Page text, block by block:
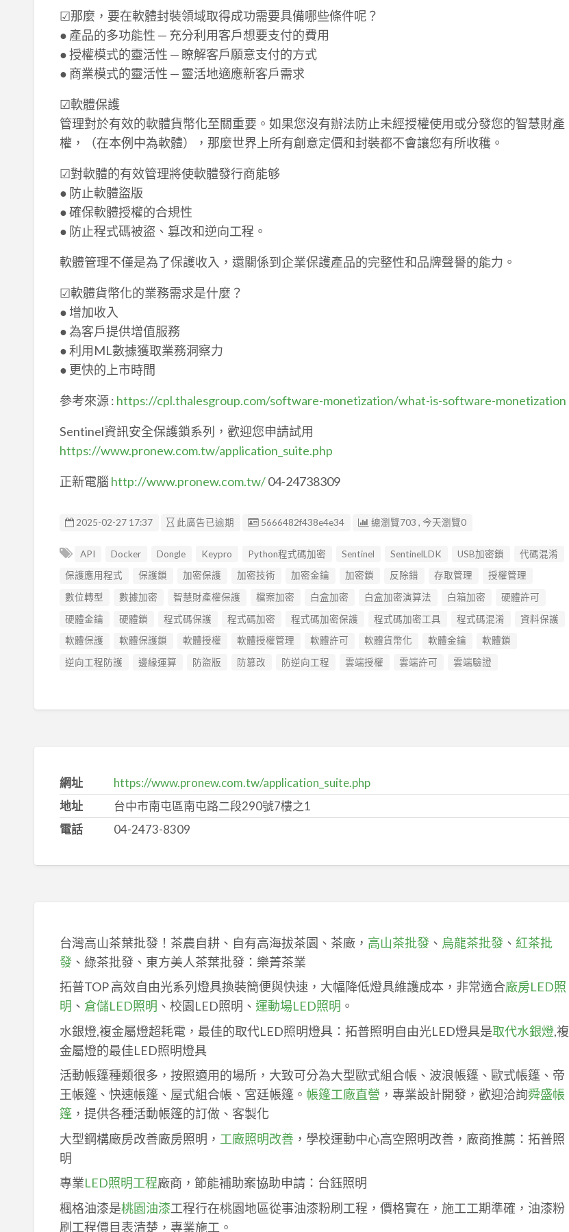
☑那麼，要在軟體封裝領域取得成功需要具備哪些條件呢？
● 產品的多功能性 — 充分利用客戶想要支付的費用
● 授權模式的靈活性 — 瞭解客戶願意支付的方式
● 商業模式的靈活性 — 靈活地適應新客戶需求
☑軟體保護
管理對於有效的軟體貨幣化至關重要。如果您沒有辦法防止未經授權使用或分發您的智慧財產
權，（在本例中為軟體），那麼世界上所有創意定價和封裝都不會讓您有所收穫。
☑對軟體的有效管理將使軟體發行商能够
● 防止軟體盜版
● 確保軟體授權的合規性
● 防止程式碼被盜、篡改和逆向工程。
軟體管理不僅是為了保護收入，還關係到企業保護產品的完整性和品牌聲譽的能力。
☑軟體貨幣化的業務需求是什麼？
● 增加收入
● 為客戶提供增值服務
● 利用ML數據獲取業務洞察力
● 更快的上市時間
參考來源 : https://cpl.thalesgroup.com/software-monetization/what-is-software-monetization
Sentinel資訊安全保護鎖系列，歡迎您申請試用
https://www.pronew.com.tw/application_suite.php
正新電腦 http://www.pronew.com.tw/04-24738309
2025-02-27 17:37 此廣告已逾期 廣告编號
5666482f438e4e34 總瀏覽703 , 今天瀏覽0
API Docker Dongle Keypro Python程式碼加密 Sentinel SentinelLDK USB加密鎖
代碼混淆
保護應用程式
保護鎖 加密保護 加密技術 加密金鑰 加密鎖 反除錯 存取管理
授權管理
數位轉型
數據加密 智慧財產權保護 檔案加密 白盒加密 白盒加密演算法 白箱加密
硬體許可
硬體金鑰
硬體鎖 程式碼保護 程式碼加密 程式碼加密保護 程式碼加密工具 程式碼混淆
資料保護
軟體保護
軟體保護鎖 軟體授權 軟體授權管理 軟體許可 軟體貨幣化 軟體金鑰
軟體鎖
逆向工程防護
邊緣運算 防盜版 防篡改 防逆向工程 雲端授權 雲端許可 雲端驗證
網址
https://www.pronew.com.tw/application_suite.php
地址
台中市南屯區南屯路二段290號7樓之1
電話
04-2473-8309
台灣高山茶葉批發！茶農自耕、自有高海拔茶園、茶廠， 高山茶批發、 烏龍茶批發、 紅茶批
發、綠茶批發、東方美人茶葉批發：樂菁茶業
拓普TOP 高效自由光系列燈具換裝簡便與快速，大幅降低燈具維護成本，非常適合廠房LED照
明 、 倉儲LED照明 、校園LED照明、 運動場LED照明 。
水銀燈,複金屬燈超耗電，最佳的取代LED照明燈具：拓普照明自由光LED燈具是取代水銀燈,複
金屬燈的最佳LED照明燈具
活動帳篷種類很多，按照適用的場所，大致可分為大型歐式組合帳、波浪帳篷、歐式帳篷、帝
王帳篷、快速帳篷、屋式組合帳、宮廷帳篷。 帳篷工廠直營 ，專業設計開發，歡迎洽詢舜盛帳
篷，提供各種活動帳篷的訂做、客製化
大型鋼構廠房改善廠房照明， 工廠照明改善，學校運動中心高空照明改善，廠商推薦：拓普照
明
專業LED照明工程廠商，節能補助案協助申請：台鈺照明
楓格油漆是桃園油漆工程行在桃園地區從事油漆粉刷工程，價格實在，施工工期準確，油漆粉
刷工程價目表清楚，專業施工。